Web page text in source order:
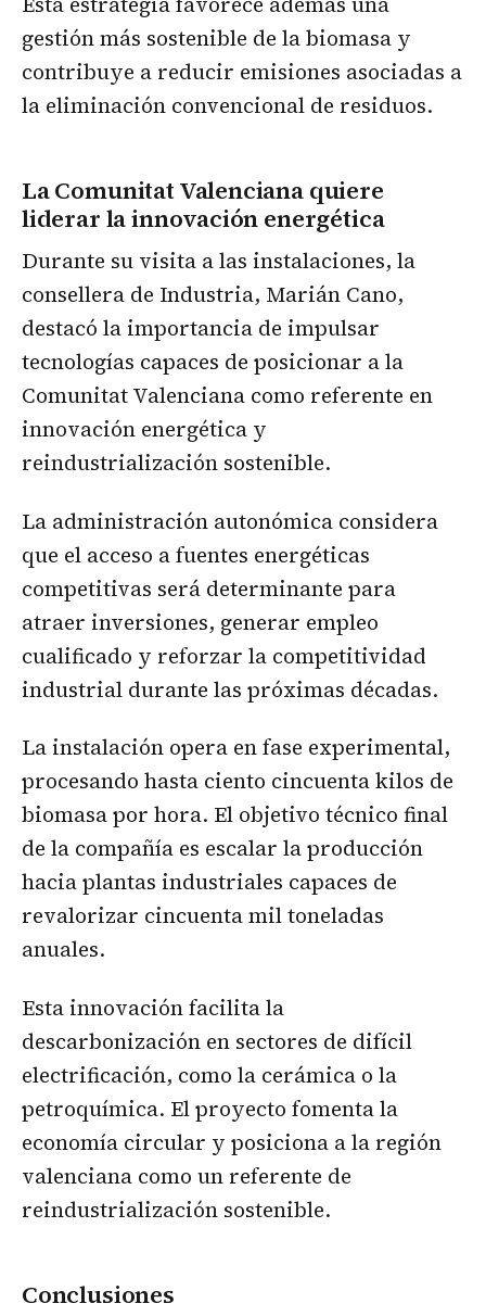
gestión más sostenible de la biomasa y
contribuye a reducir emisiones asociadas a
la eliminación convencional de residuos.
La Comunitat Valenciana quiere
liderar la innovación energética
Durante su visita a las instalaciones, la
consellera de Industria, Marián Cano,
destacó la importancia de impulsar
tecnologías capaces de posicionar a la
Comunitat Valenciana como referente en
innovación energética y
reindustrialización sostenible.
La administración autonómica considera
que el acceso a fuentes energéticas
competitivas será determinante para
atraer inversiones, generar empleo
cualificado y reforzar la competitividad
industrial durante las próximas décadas.
La instalación opera en fase experimental,
procesando hasta ciento cincuenta kilos de
biomasa por hora. El objetivo técnico final
de la compañía es escalar la producción
hacia plantas industriales capaces de
revalorizar cincuenta mil toneladas
anuales.
Esta innovación facilita la
descarbonización en sectores de difícil
electrificación, como la cerámica o la
petroquímica. El proyecto fomenta la
economía circular y posiciona a la región
valenciana como un referente de
reindustrialización sostenible.
Conclusiones